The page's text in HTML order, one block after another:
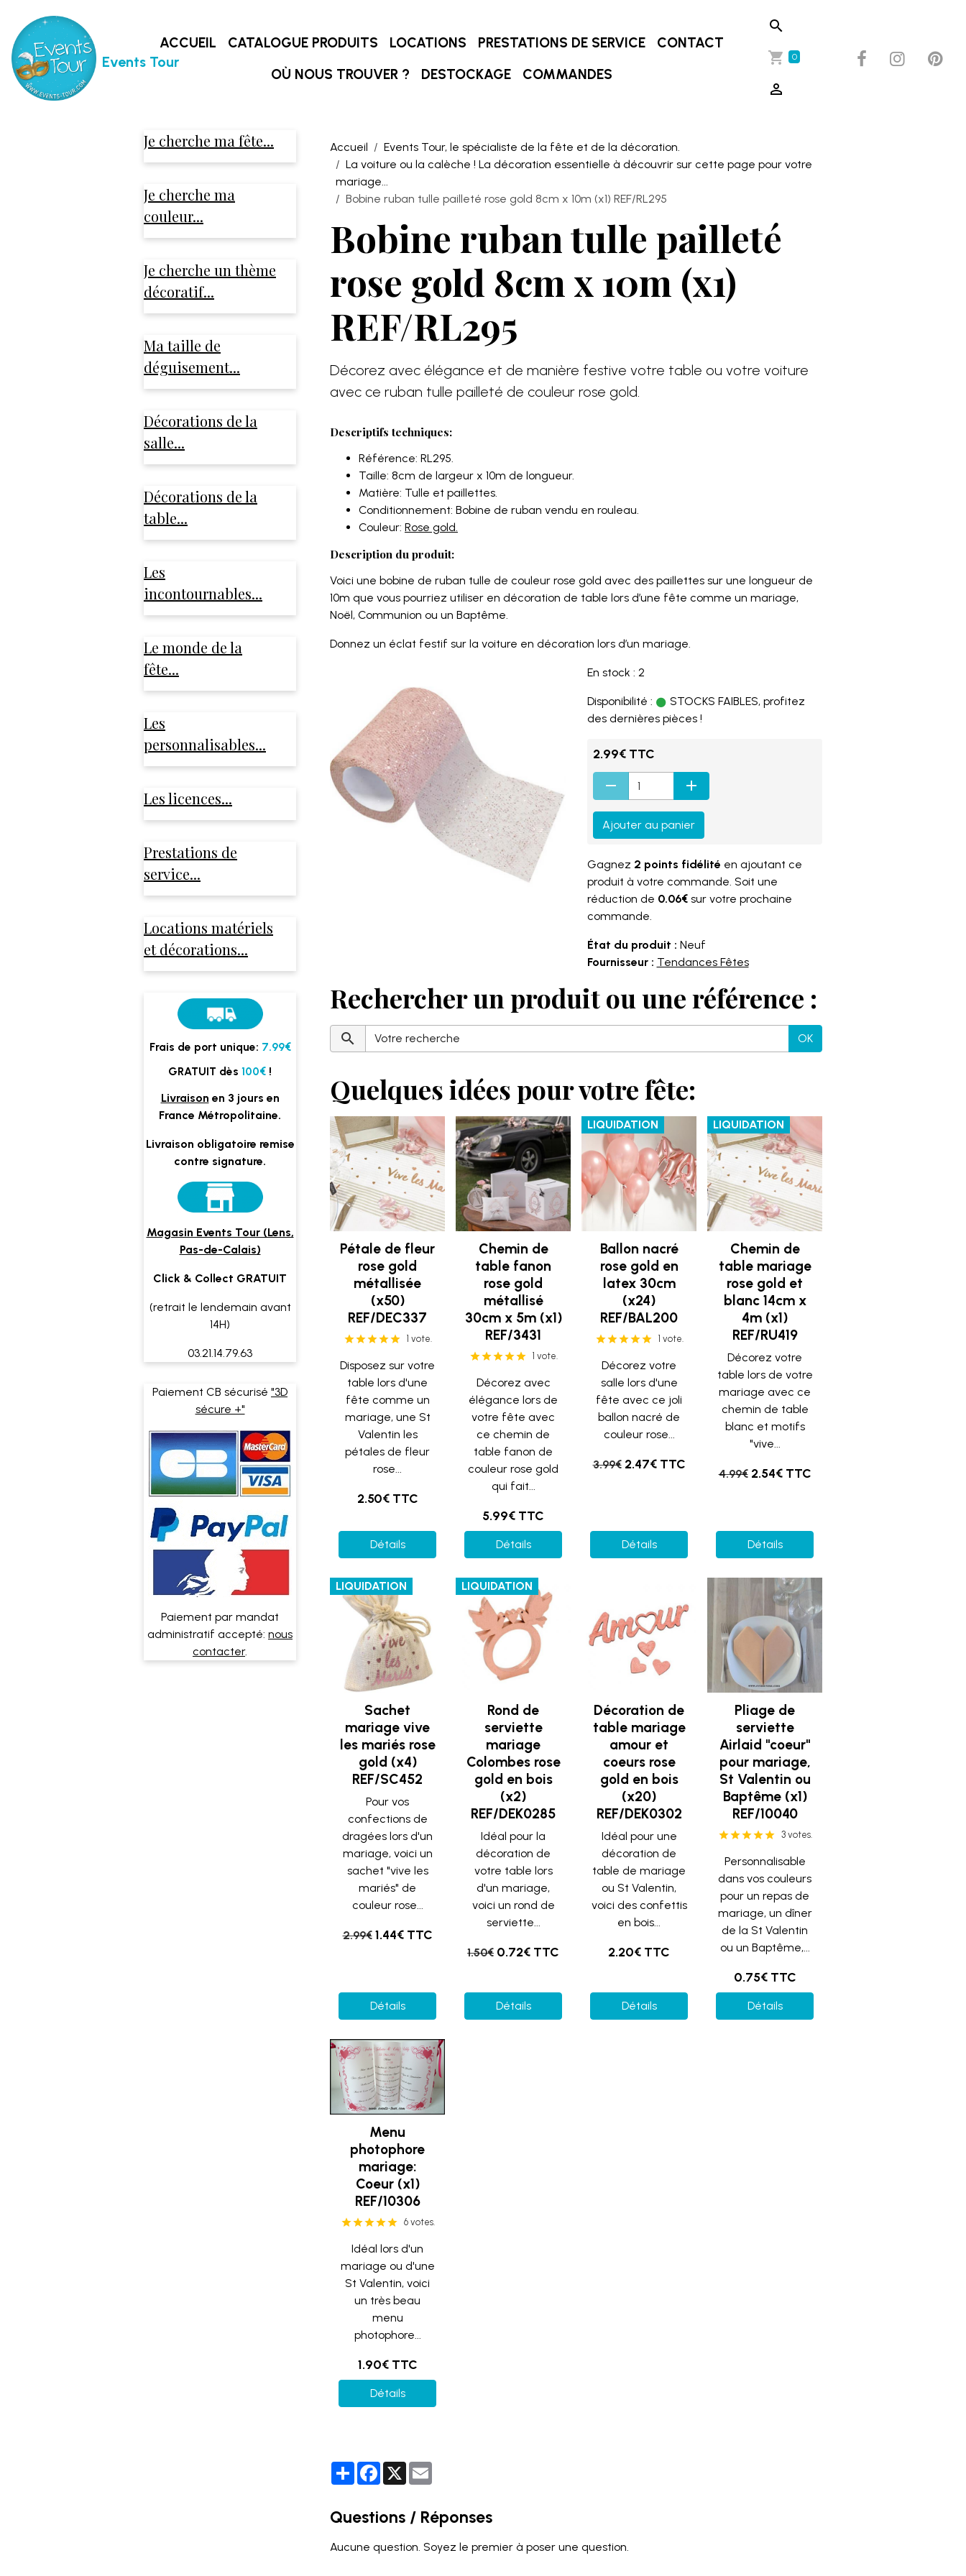
Events Tour
ACCUEIL CATALOGUE PRODUITS LOCATIONS PRESTATIONS DE SERVICE
CONTACT
OÙ NOUS TROUVER ?
DESTOCKAGE COMMANDES
0
Accueil
Events Tour, le spécialiste de la fête et de la décoration.
La voiture ou la calèche ! La décoration essentielle à découvrir sur cette page pour votre
mariage...
Bobine ruban tulle pailleté rose gold 8cm x 10m (x1) REF/RL295
Bobine ruban tulle pailleté
rose gold 8cm x 10m (x1)
REF/RL295
Décorez avec élégance et de manière festive votre table ou votre voiture
avec ce ruban tulle pailleté de couleur rose gold.
Descriptifs techniques:
Référence: RL295.
Taille: 8cm de largeur x 10m de longueur.
Matière: Tulle et paillettes.
Conditionnement: Bobine de ruban vendu en rouleau.
Couleur: Rose gold.
Description du produit:
Voici une bobine de ruban tulle de couleur rose gold avec des paillettes sur une longueur de
10m que vous pourriez utiliser en décoration de table lors d’une fête comme un mariage,
Noël, Communion ou un Baptême.
Donnez un éclat festif sur la voiture en décoration lors d’un mariage.
En stock : 2
Disponibilité :
STOCKS FAIBLES, profitez
des dernières pièces !
2.99€ TTC
Ajouter au panier
Gagnez 2 points fidélité en ajoutant ce
produit à votre commande. Soit une
réduction de 0.06€sur votre prochaine
commande.
État du produit : Neuf
Fournisseur : Tendances Fêtes
Rechercher un produit ou une référence :
OK
Quelques idées pour votre fête:
Pétale de fleur
rose gold
métallisée
(x50)
REF/DEC337
1 vote.
Disposez sur votre
table lors d'une
fête comme un
mariage, une St
Valentin les
pétales de fleur
rose...
2.50€ TTC
Détails
Chemin de
table fanon
rose gold
métallisé
30cm x 5m (x1)
REF/3431
1 vote.
Décorez avec
élégance lors de
votre fête avec
ce chemin de
table fanon de
couleur rose gold
qui fait...
5.99€ TTC
Détails
LIQUIDATION
Ballon nacré
rose gold en
latex 30cm
(x24)
REF/BAL200
1 vote.
Décorez votre
salle lors d'une
fête avec ce joli
ballon nacré de
couleur rose...
3.99€ 2.47€ TTC
Détails
LIQUIDATION
Chemin de
table mariage
rose gold et
blanc 14cm x
4m (x1)
REF/RU419
Décorez votre
table lors de votre
mariage avec ce
chemin de table
blanc et motifs
"vive...
4.99€ 2.54€ TTC
Détails
LIQUIDATION
Sachet
mariage vive
les mariés rose
gold (x4)
REF/SC452
Pour vos
confections de
dragées lors d'un
mariage, voici un
sachet "vive les
mariés" de
couleur rose...
2.99€ 1.44€ TTC
Détails
LIQUIDATION
Rond de
serviette
mariage
Colombes rose
gold en bois
(x2)
REF/DEK0285
Idéal pour la
décoration de
votre table lors
d'un mariage,
voici un rond de
serviette...
1.50€ 0.72€ TTC
Détails
Décoration de
table mariage
amour et
coeurs rose
gold en bois
(x20)
REF/DEK0302
Idéal pour une
décoration de
table de mariage
ou St Valentin,
voici des confettis
en bois...
2.20€ TTC
Détails
Pliage de
serviette
Airlaid "coeur"
pour mariage,
St Valentin ou
Baptême (x1)
REF/10040
3 votes.
Personnalisable
dans vos couleurs
pour un repas de
mariage, un dîner
de la St Valentin
ou un Baptême,...
0.75€ TTC
Détails
Menu
photophore
mariage:
Coeur (x1)
REF/10306
6 votes.
Idéal lors d'un
mariage ou d'une
St Valentin, voici
un très beau
menu
photophore...
1.90€ TTC
Détails
PartagerFacebook
X
Questions / Réponses
Aucune question. Soyez le premier à poser une question.
Je cherche ma fête...
Je cherche ma
couleur...
Je cherche un thème
décoratif...
Ma taille de
déguisement...
Décorations de la
salle...
Décorations de la
table...
Les
incontournables...
Le monde de la
fête...
Les
personnalisables...
Les licences...
Prestations de
service...
Locations matériels
et décorations...
Frais de port unique: 7.99€
GRATUIT dès 100€ !
Livraison en 3 jours en
France Métropolitaine.
Livraison obligatoire remise
contre signature.
Magasin Events Tour (Lens,
Pas-de-Calais)
Click & Collect GRATUIT
(retrait le lendemain avant
14H)
03.21.14.79.63
Paiement CB sécurisé "3D
sécure +"
Paiement par mandat
administratif accepté: nous
contacter.